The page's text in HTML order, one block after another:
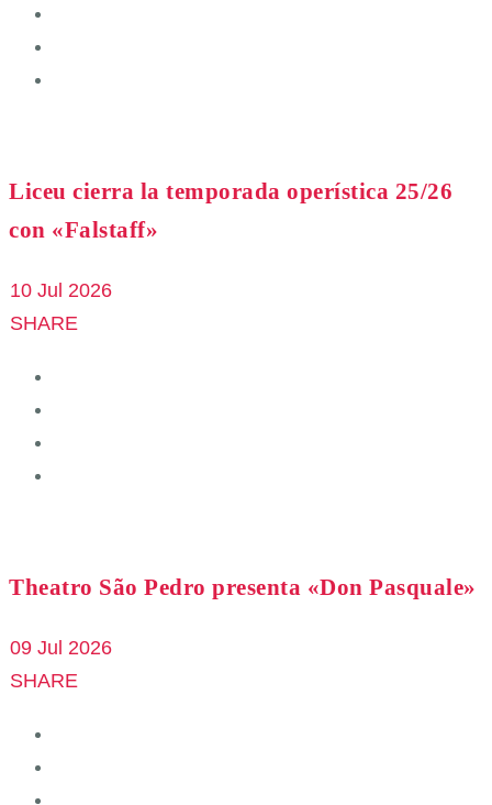
Liceu cierra la temporada operística 25/26
con «Falstaff»
10 Jul 2026
SHARE
Theatro São Pedro presenta «Don Pasquale»
09 Jul 2026
SHARE